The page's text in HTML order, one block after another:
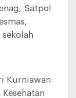
Satpol
sekolah
Kurniawan